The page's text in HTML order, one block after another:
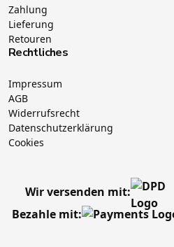
Zahlung
Lieferung
Retouren
Rechtliches
Impressum
AGB
Widerrufsrecht
Datenschutzerklärung
Cookies
Wir versenden mit:
Bezahle mit: